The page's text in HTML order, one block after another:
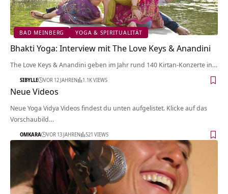
BAD MEINBERG YOGA & SPIRITUALITÄT
Bhakti Yoga: Interview mit The Love Keys & Anandini
The Love Keys & Anandini geben im Jahr rund 140 Kirtan-Konzerte in…
SIBYLLE VOR 12 JAHREN 1.1K VIEWS
Neue Videos
Neue Yoga Vidya Videos findest du unten aufgelistet. Klicke auf das
Vorschaubild…
OMKARA VOR 13 JAHREN 521 VIEWS